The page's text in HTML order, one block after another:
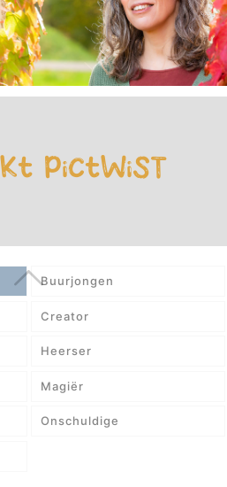
PiCtWiST
Buurjongen
Creator
Heerser
Magiër
Onschuldige